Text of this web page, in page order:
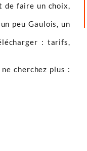
de faire un choix,
peu Gaulois, un
: tarifs,
cherchez plus :